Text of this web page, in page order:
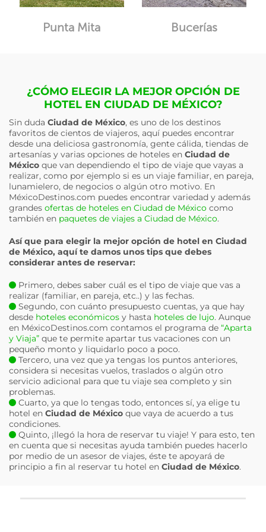
Punta Mita Bucerías
¿CÓMO ELEGIR LA MEJOR OPCIÓN DE
HOTEL EN CIUDAD DE MÉXICO?
Sin duda Ciudad de México, es uno de los destinos
favoritos de cientos de viajeros, aquí puedes encontrar
desde una deliciosa gastronomía, gente cálida, tiendas de
artesanías y varias opciones de hoteles en Ciudad de
México que van dependiendo el tipo de viaje que vayas a
realizar, como por ejemplo si es un viaje familiar, en pareja,
lunamielero, de negocios o algún otro motivo. En
MéxicoDestinos.com puedes encontrar variedad y además
grandes ofertas de hoteles en Ciudad de México como
también en paquetes de viajes a Ciudad de México.
Así que para elegir la mejor opción de hotel en Ciudad
de México, aquí te damos unos tips que debes
considerar antes de reservar:
Primero, debes saber cuál es el tipo de viaje que vas a
realizar (familiar, en pareja, etc..) y las fechas.
Segundo, con cuánto presupuesto cuentas, ya que hay
desde hoteles económicos y hasta hoteles de lujo. Aunque
en MéxicoDestinos.com contamos el programa de “Aparta
y Viaja” que te permite apartar tus vacaciones con un
pequeño monto y liquidarlo poco a poco.
Tercero, una vez que ya tengas los puntos anteriores,
considera si necesitas vuelos, traslados o algún otro
servicio adicional para que tu viaje sea completo y sin
problemas.
Cuarto, ya que lo tengas todo, entonces sí, ya elige tu
hotel en Ciudad de México que vaya de acuerdo a tus
condiciones.
Quinto, ¡llegó la hora de reservar tu viaje! Y para esto, ten
en cuenta que si necesitas ayuda también puedes hacerlo
por medio de un asesor de viajes, éste te apoyará de
principio a fin al reservar tu hotel en Ciudad de México.